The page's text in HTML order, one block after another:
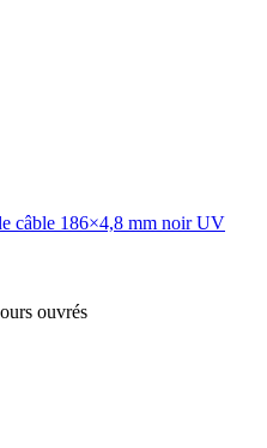
câble 186×4,8 mm noir UV
ouvrés